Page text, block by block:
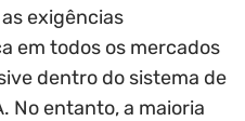
exigências
em todos os mercados
dentro do sistema de
No entanto, a maioria